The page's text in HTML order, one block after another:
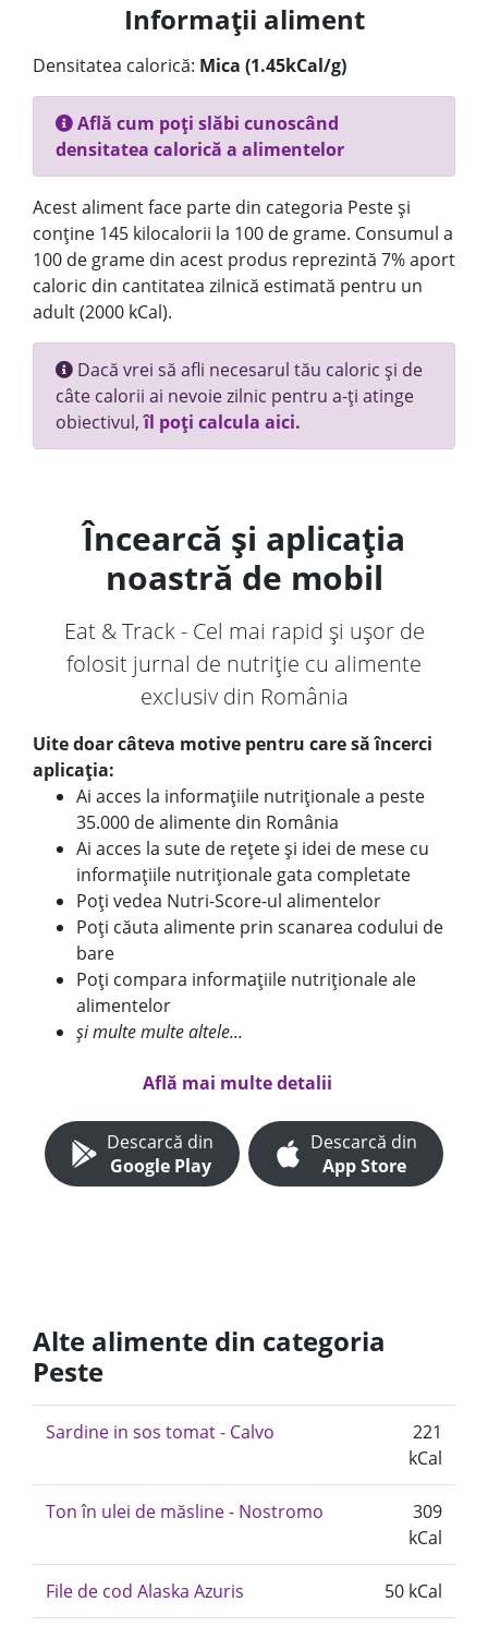
Informații aliment
Densitatea calorică: Mica (1.45kCal/g)
Află cum poți slăbi cunoscând
densitatea calorică a alimentelor
Acest aliment face parte din categoria Peste și
conține 145 kilocalorii la 100 de grame. Consumul a
100 de grame din acest produs reprezintă 7% aport
caloric din cantitatea zilnică estimată pentru un
adult (2000 kCal).
Dacă vrei să afli necesarul tău caloric și de
câte calorii ai nevoie zilnic pentru a-ți atinge
obiectivul,îl poți calcula aici.
Încearcă și aplicația
noastră de mobil
Eat & Track - Cel mai rapid și ușor de
folosit jurnal de nutriție cu alimente
exclusiv din România
Uite doar câteva motive pentru care să încerci
aplicația:
Ai acces la informațiile nutriționale a peste
35.000 de alimente din România
Ai acces la sute de rețete și idei de mese cu
informațiile nutriționale gata completate
Poți vedea Nutri-Score-ul alimentelor
Poți căuta alimente prin scanarea codului de
bare
Poți compara informațiile nutriționale ale
alimentelor
și multe multe altele...
Află mai multe detalii
Descarcă din
Google Play
Descarcă din
App Store
Alte alimente din categoria
Peste
Sardine in sos tomat - Calvo
221
kCal
Ton în ulei de măsline - Nostromo
309
kCal
File de cod Alaska Azuris 50 kCal